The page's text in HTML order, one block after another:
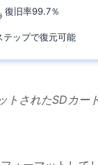
復旧率99.7％
ップで復元可能
トされたSDカー